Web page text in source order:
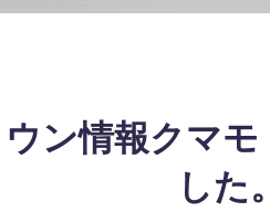
ウン情報クマ
した。